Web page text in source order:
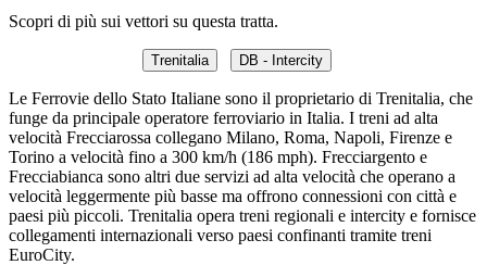
Scopri di più sui vettori su questa tratta.
Trenitalia DB - Intercity
Le Ferrovie dello Stato Italiane sono il proprietario di Trenitalia, che
funge da principale operatore ferroviario in Italia. I treni ad alta
velocità Frecciarossa collegano Milano, Roma, Napoli, Firenze e
Torino a velocità fino a 300 km/h (186 mph). Frecciargento e
Frecciabianca sono altri due servizi ad alta velocità che operano a
velocità leggermente più basse ma offrono connessioni con città e
paesi più piccoli. Trenitalia opera treni regionali e intercity e fornisce
collegamenti internazionali verso paesi confinanti tramite treni
EuroCity.